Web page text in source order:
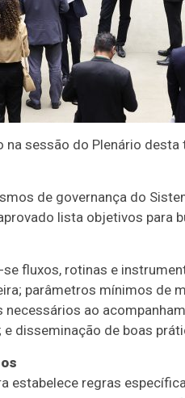
na sessão do Plenário
de governança do
lista objetivos para
fluxos, rotinas e
parâmetros mínimos de
ao
disseminação de boas
estabelece regras